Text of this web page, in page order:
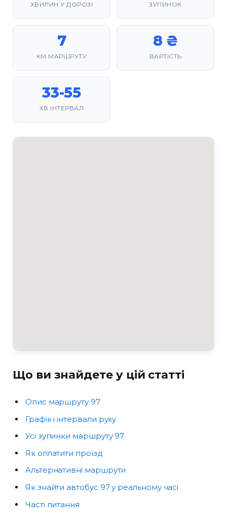
ХВИЛИН У ДОРОЗІ ЗУПИНОК
7
КМ МАРШРУТУ
8 ₴
ВАРТІСТЬ
33-55
ХВ ІНТЕРВАЛ
Що ви знайдете у цій статті
Опис маршруту 97
Графік і інтервали руху
Усі зупинки маршруту 97
Як оплатити проїзд
Альтернативні маршрути
Як знайти автобус 97 у реальному часі
Часті питання